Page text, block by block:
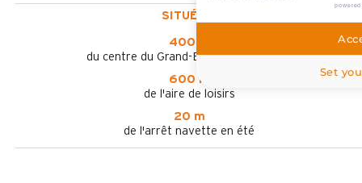
SITUÉ À :
400 m
du centre du Grand-Bornand Chinaillon
600 m
de l'aire de loisirs
20 m
de l'arrêt navette en été
Set